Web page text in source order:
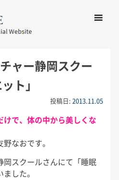
ツへ移動
ャー静岡スクー
ト」
投稿日:2013.11.05
で、体の中から美しくな
なおです。
スクールさんにて「睡眠
した。